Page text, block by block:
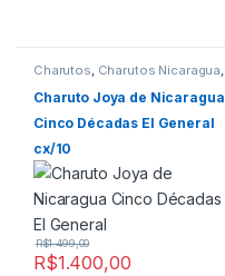
Charutos, Charutos Nicaragua,
Charutos Off Cuba
Produtos
Charuto Joya de Nicaragua
Cinco Décadas El General
cx/10
R$1.400,00
R$1.499,00